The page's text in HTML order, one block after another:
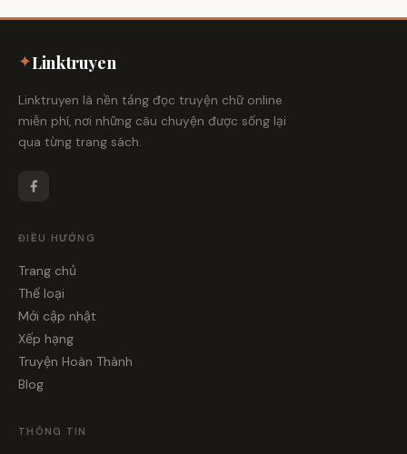
✦Linktruyen
Linktruyen là nền tảng đọc truyện chữ online
miễn phí, nơi những câu chuyện được sống lại
qua từng trang sách.
ĐIỀU HƯỚNG
Trang chủ
Thể loại
Mới cập nhật
Xếp hạng
Truyện Hoàn Thành
Blog
THÔNG TIN